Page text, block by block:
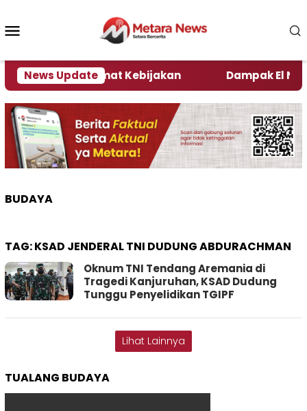
konten
News Update
Kata Pengamat Kebijakan Dampak El Nino,
BUDAYA
TAG:KSAD JENDERAL TNI DUDUNG ABDURACHMAN
Oknum TNI Tendang Aremania di
Tragedi Kanjuruhan, KSAD Dudung
Tunggu Penyelidikan TGIPF
Lihat Lainnya
TUALANG BUDAYA